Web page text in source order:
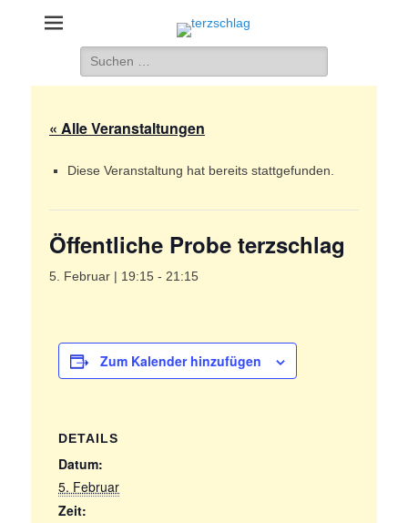
terzschlag
Gemischter Chor Hetzdorf e. V.
Suche
nach:
« Alle Veranstaltungen
Diese Veranstaltung hat bereits stattgefunden.
Öffentliche Probe terzschlag
5. Februar | 19:15 - 21:15
Zum Kalender hinzufügen
DETAILS
Datum:
5. Februar
Zeit: